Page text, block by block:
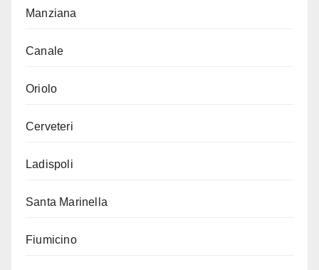
Manziana
Canale
Oriolo
Cerveteri
Ladispoli
Santa Marinella
Fiumicino